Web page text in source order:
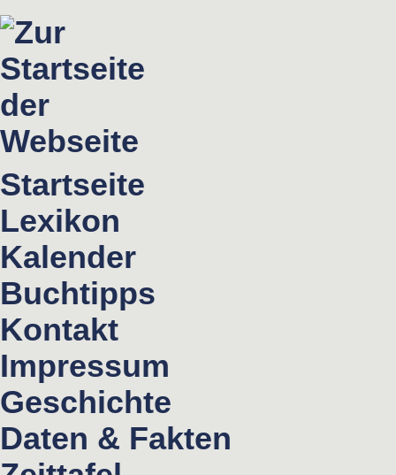
Startseite
Lexikon
Kalender
Buchtipps
Kontakt
Impressum
Geschichte
Daten & Fakten